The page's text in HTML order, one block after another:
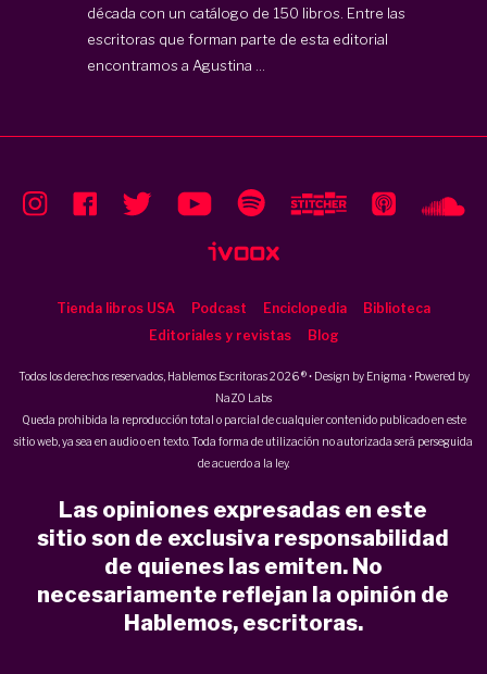
década con un catálogo de 150 libros. Entre las
escritoras que forman parte de esta editorial
encontramos a Agustina ...
Tienda libros USA Podcast Enciclopedia
Biblioteca
Editoriales y revistas
Blog
Todos los derechos reservados, Hablemos Escritoras 2026 ® • Design by Enigma • Powered by
NaZO Labs
Queda prohibida la reproducción total o parcial de cualquier contenido publicado en este
sitio web, ya sea en audio o en texto. Toda forma de utilización no autorizada será perseguida
de acuerdo a la ley.
Las opiniones expresadas en este
sitio son de exclusiva responsabilidad
de quienes las emiten. No
necesariamente reflejan la opinión de
Hablemos, escritoras.